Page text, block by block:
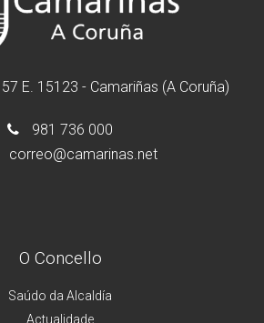
E. 15123 - Camariñas (A Coruña)
981 736 000
correo@camarinas.net
O Concello
Saúdo da Alcaldía
Actualidade